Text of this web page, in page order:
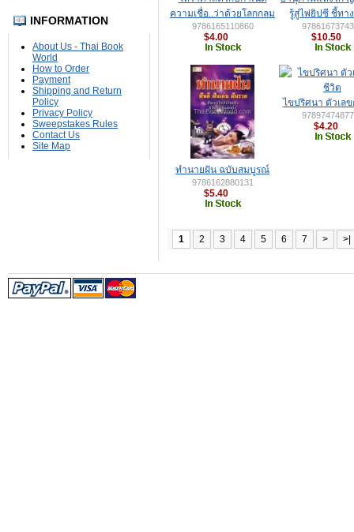
INFORMATION
About Us - Thai Book
World
How to Order
Payment
Shipping and Return
Policy
Privacy Policy
Sweepstakes Rules
Contact Us
Site Map
ความเชื่อ..ว่าด้วยโลกกลม
9786165110860
$4.00
รู้สู่ไพ่ยิปซี ชี้ทา
$10.50
ทำนายฝัน ฉบับสมบูรณ์
9786162880131
$5.40
ไขปริศนา ตัวเล
$4.20
1 2 3 4 5 6 7 > >|